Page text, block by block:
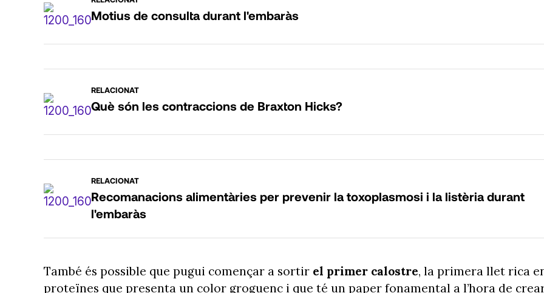
Motius de consulta durant l'embaràs
RELACIONAT
Què són les contraccions de Braxton Hicks?
RELACIONAT
Recomanacions alimentàries per prevenir la toxoplasmosi i la listèria durant
l'embaràs
També és possible que pugui començar a sortir el primer calostre, la primera llet rica
proteïnes que presenta un color groguenc i que té un paper fonamental a l’hora de